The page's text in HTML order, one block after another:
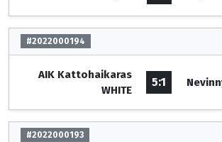
#2022000194
AIK Kattohaikaras
WHITE
5:1
#2022000193